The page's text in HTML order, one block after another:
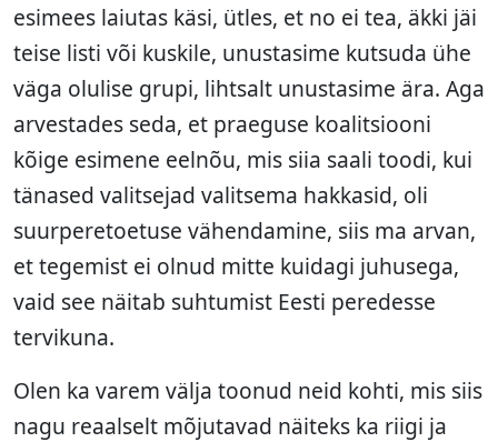
esimees laiutas käsi, ütles, et no ei tea, äkki jäi
teise listi või kuskile, unustasime kutsuda ühe
väga olulise grupi, lihtsalt unustasime ära. Aga
arvestades seda, et praeguse koalitsiooni
kõige esimene eelnõu, mis siia saali toodi, kui
tänased valitsejad valitsema hakkasid, oli
suurperetoetuse vähendamine, siis ma arvan,
et tegemist ei olnud mitte kuidagi juhusega,
vaid see näitab suhtumist Eesti peredesse
tervikuna.
Olen ka varem välja toonud neid kohti, mis siis
nagu reaalselt mõjutavad näiteks ka riigi ja